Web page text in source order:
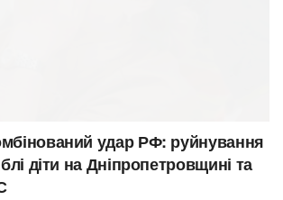
удар РФ: руйнування
діти на Дніпропетровщині та